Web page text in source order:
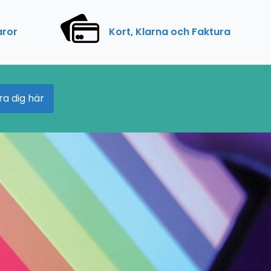
Kort, Klarna och Faktura
dig här